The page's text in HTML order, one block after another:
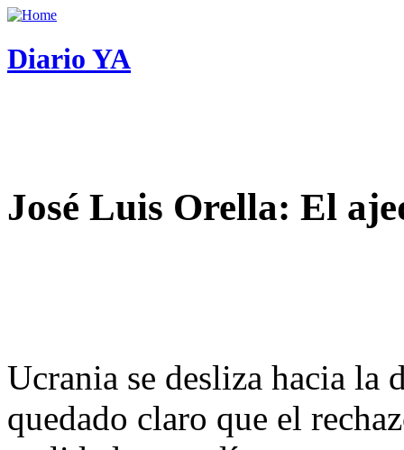
Diario YA
José Luis Orella: El
Ucrania se desliza hacia
quedado claro que el